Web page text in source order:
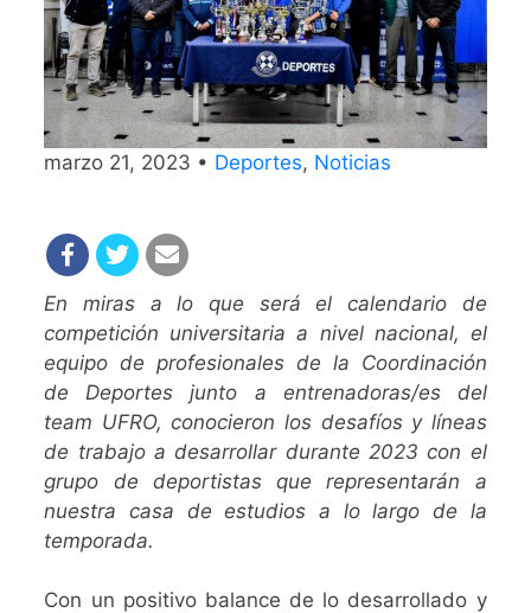
marzo 21, 2023 • Deportes, Noticias
En miras a lo que será el calendario de
competición universitaria a nivel nacional, el
equipo de profesionales de la Coordinación
de Deportes junto a entrenadoras/es del
team UFRO, conocieron los desafíos y líneas
de trabajo a desarrollar durante 2023 con el
grupo de deportistas que representarán a
nuestra casa de estudios a lo largo de la
temporada.
Con un positivo balance de lo desarrollado y